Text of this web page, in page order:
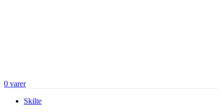
0 varer
Skilte